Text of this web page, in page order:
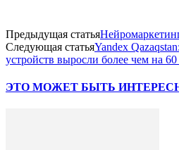
Предыдущая статья
Следующая статьяYandex
устройств выросли более чем на
ЭТО МОЖЕТ БЫТЬ